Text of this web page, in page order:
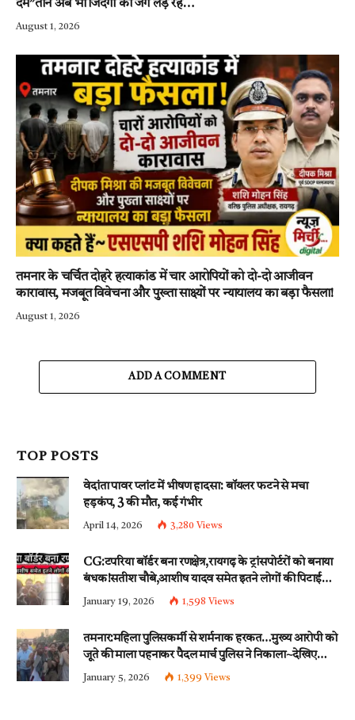
दम”तीन अब भी जिंदगी की जंग लड़ रहे…
August 1, 2026
तमनार के चर्चित दोहरे हत्याकांड में चार आरोपियों को दो-दो आजीवन
कारावास, मजबूत विवेचना और पुख्ता साक्ष्यों पर न्यायालय का बड़ा फैसला!
August 1, 2026
ADD A COMMENT
TOP POSTS
वेदांता पावर प्लांट में भीषण हादसा: बॉयलर फटने से मचा
हड़कंप, 3 की मौत, कई गंभीर
April 14, 2026 3,280 Views
CG:टपरिया बॉर्डर बना रणक्षेत्र,रायगढ़ के ट्रांसपोर्टरों को बनाया
बंधक!सतीश चौबे,आशीष यादव समेत इतने लोगों की पिटाई…
इन धाराओं के तहत्~बंटी समेत इतने लोगों पर हुई नामजद
January 19, 2026 1,598 Views
तमनार:महिला पुलिसकर्मी से शर्मनाक हरकत…मुख्य आरोपी को
जूते की माला पहनाकर पैदल मार्च पुलिस ने निकाला~देखिए
वीडियो
January 5, 2026 1,399 Views